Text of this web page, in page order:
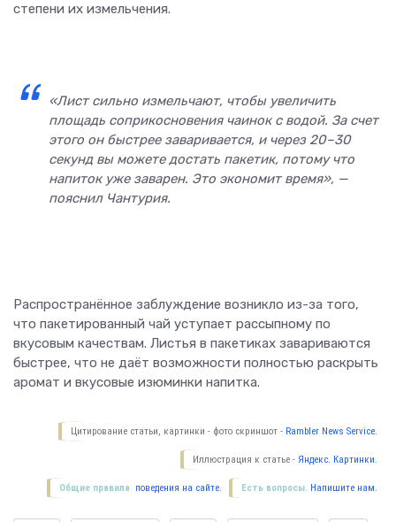
степени их измельчения.
«Лист сильно измельчают, чтобы увеличить
площадь соприкосновения чаинок с водой. За счет
этого он быстрее заваривается, и через 20–30
секунд вы можете достать пакетик, потому что
напиток уже заварен. Это экономит время», —
пояснил Чантурия.
Распространённое заблуждение возникло из-за того,
что пакетированный чай уступает рассыпному по
вкусовым качествам. Листья в пакетиках завариваются
быстрее, что не даёт возможности полностью раскрыть
аромат и вкусовые изюминки напитка.
Цитирование статьи, картинки - фото скриншот - Rambler News Service.
Иллюстрация к статье - Яндекс. Картинки.
Есть вопросы. Напишите нам.
Общие правила поведения на сайте.